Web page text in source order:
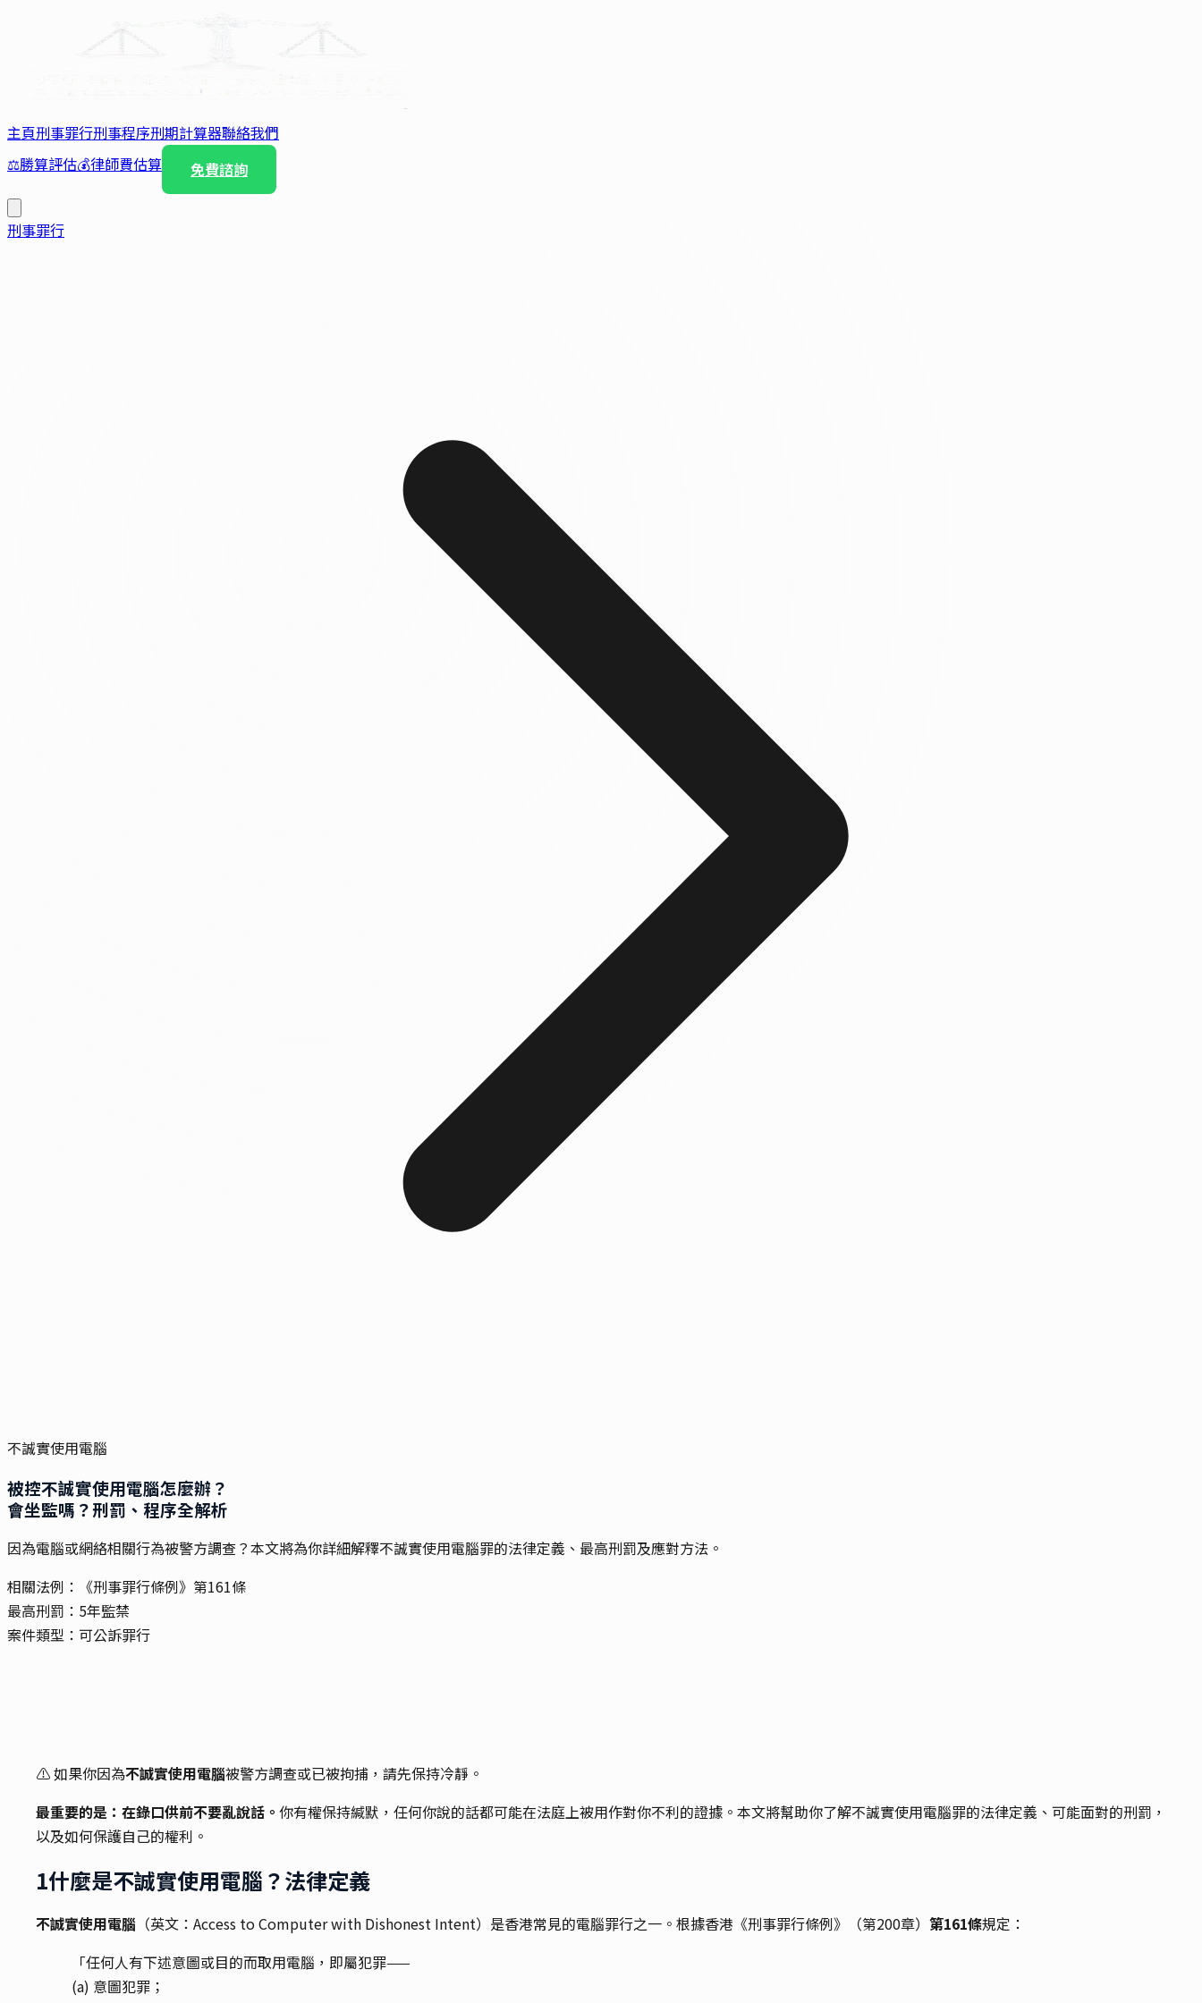
主頁刑事罪行刑事程序刑期計算器聯絡我們
⚖️勝算評估💰律師費估算 免費諮詢
刑事罪行
不誠實使用電腦
被控不誠實使用電腦怎麼辦？
會坐監嗎？刑罰、程序全解析
因為電腦或網絡相關行為被警方調查？本文將為你詳細解釋不誠實使用電腦罪的法律定義、最高刑罰及應對方法。
相關法例： 《刑事罪行條例》第161條
最高刑罰： 5年監禁
案件類型： 可公訴罪行
⚠️ 如果你因為不誠實使用電腦被警方調查或已被拘捕，請先保持冷靜。
最重要的是：在錄口供前不要亂說話。 你有權保持緘默，任何你說的話都可能在法庭上被用作對你不利的證據。本文將幫助你了解不誠實使用電腦罪的法律定義、可能面對的刑罰，
以及如何保護自己的權利。
1什麼是不誠實使用電腦？法律定義
不誠實使用電腦 （英文：Access to Computer with Dishonest Intent）是香港常見的電腦罪行之一。根據香港《刑事罪行條例》（第200章） 第161條規定：
「任何人有下述意圖或目的而取用電腦，即屬犯罪——
(a) 意圖犯罪；